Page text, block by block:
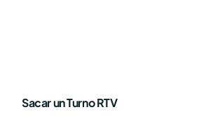
Sacar un Turno RTV